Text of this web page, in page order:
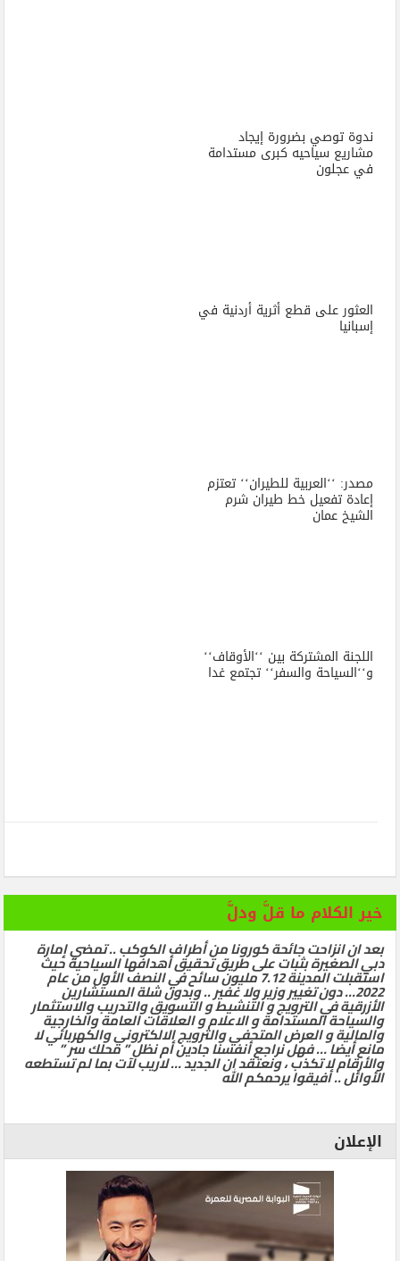
ندوة توصي بضرورة إيجاد
مشاريع سياحيه كبرى مستدامة
في عجلون
العثور على قطع أثرية أردنية في
إسبانيا
مصدر: ‘‘العربية للطيران‘‘ تعتزم
إعادة تفعيل خط طيران شرم
الشيخ عمان
اللجنة المشتركة بين ‘‘الأوقاف‘‘
و‘‘السياحة والسفر‘‘ تجتمع غدا
خير الكلام ما قلَّ ودلَّ
بعد ان انزاحت جائحة كورونا من أطراف الكوكب .. تمضي إمارة
دبي الصغيرة بثبات على طريق تحقيق أهدافها السياحية حيث
استقبلت المدينة 7.12 مليون سائح في النصف الأول من عام
2022… دون تغيير وزير ولا غفير .. وبدون شلة المستشارين
الأزرقية في الترويج و التنشيط و التسويق والتدريب والاستثمار
والسياحة المستدامة و الاعلام و العلاقات العامة والخارجية
والمالية و العرض المتحفي والترويج الالكتروني والكهربائي لا
مانع أيضا … فهل نراجع أنفسنا جادين أم نظل ” محلك سر ”
والأرقام لا تكذب ، ونعتقد ان الجديد … لاريب لآت بما لم تستطعه
الأوائل .. أفيقوا يرحمكم الله
الإعلان